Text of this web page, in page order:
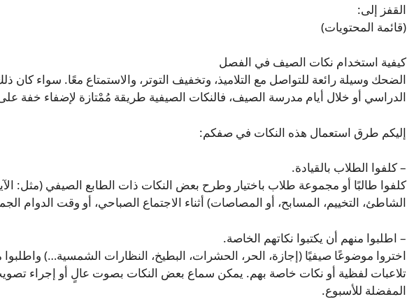
القفز إلى:
(قائمة المحتويات)
كيفية استخدام نكات الصيف في الفصل
الضحك وسيلة رائعة للتواصل مع التلاميذ، وتخفيف التوتر، والاستمتاع معًا. سواء كان
الدراسي أو خلال أيام مدرسة الصيف، فالنكات الصيفية طريقة مُمْتازة لإضفاء خفة
إليكم طرق استعمال هذه النكات في صفكم:
– كلفوا الطلاب بالقيادة.
كلفوا طالبًا أو مجموعة طلاب باختيار وطرح بعض النكات ذات الطابع الصيفي (مثل:
الشاطئ، التخييم، المسابح، أو المصاصات) أثناء الاجتماع الصباحي، أو وقت الدوام
– اطلبوا منهم أن يكتبوا نكاتهم الخاصة.
اختروا موضوعًا صيفيًا (إجازة، الحر، الحشرات، البطيخ، النظارات الشمسية…) واطلبوا
تلاعبات لفظية أو نكات خاصة بهم. يمكن سماع بعض النكات بصوت عالٍ أو إجراء
المفضلة للأسبوع.